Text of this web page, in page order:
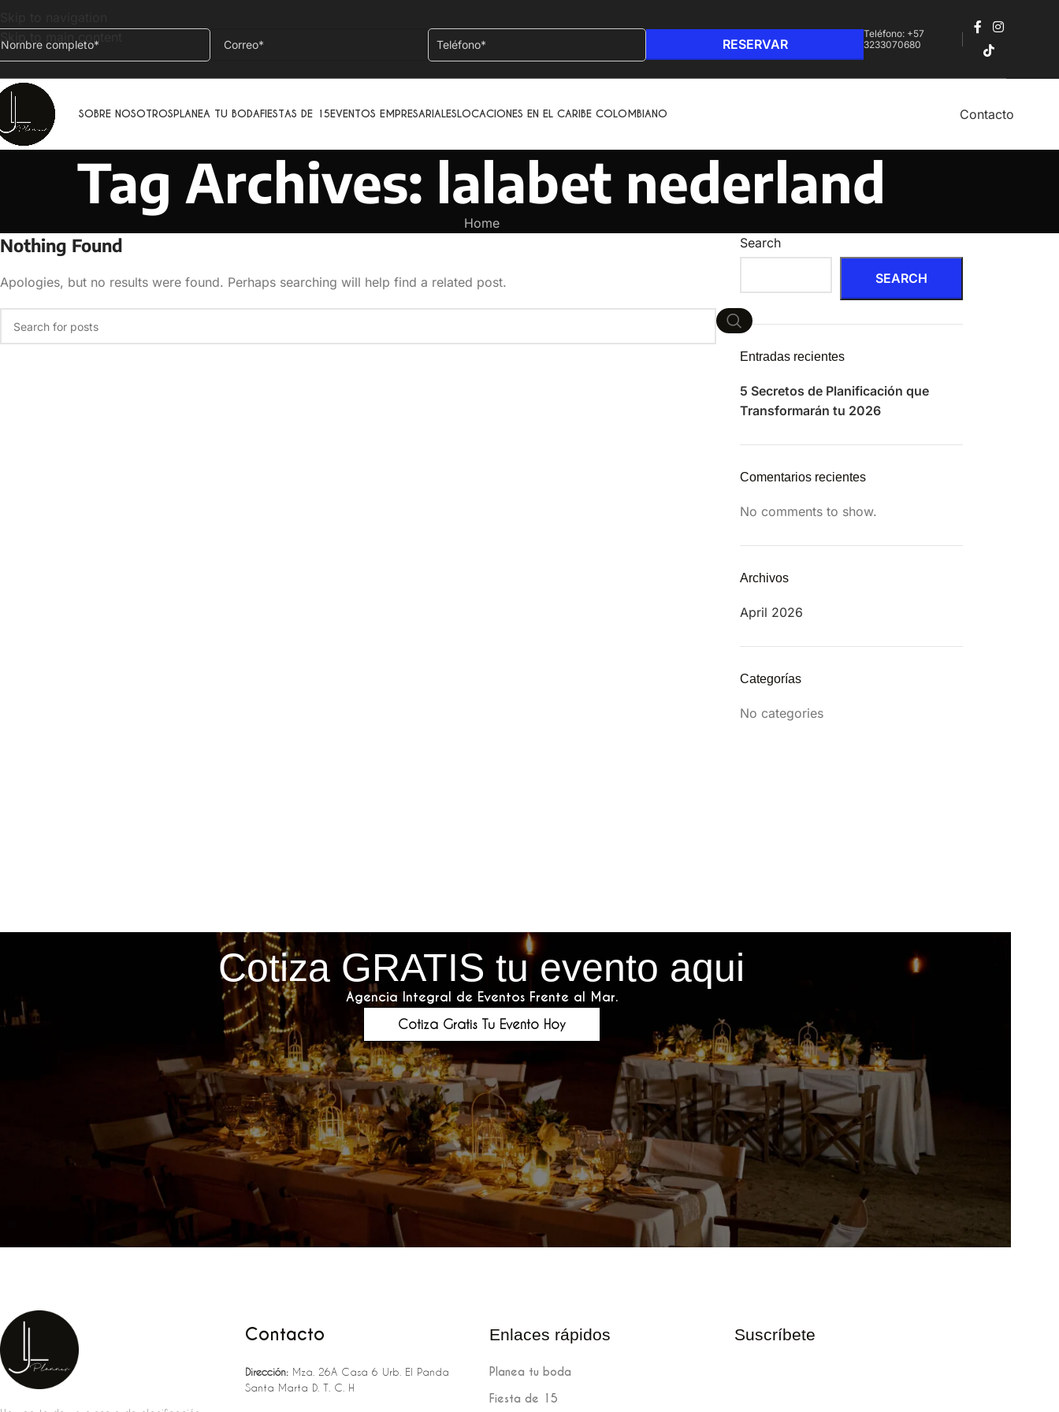
Skip to main content
+1
Teléfono: +57
3233070680‬
SOBRE NOSOTROSPLANEA TU BODAFIESTAS DE 15EVENTOS EMPRESARIALESLOCACIONES EN EL CARIBE COLOMBIANO Contacto
Tag Archives: lalabet nederland
Home
Nothing Found
Apologies, but no results were found. Perhaps searching will help find a related post.
Search
SEARCH
Entradas recientes
5 Secretos de Planificación que
Transformarán tu 2026
Comentarios recientes
No comments to show.
Archivos
April 2026
Categorías
No categories
Cotiza GRATIS tu evento aqui
Agencia Integral de Eventos Frente al Mar.
Cotiza Gratis Tu Evento Hoy
Contacto
Dirección:Mza. 26A Casa 6 Urb. El Panda
Santa Marta D. T. C. H
Enlaces rápidos
Planea tu boda
Fiesta de 15
Suscríbete